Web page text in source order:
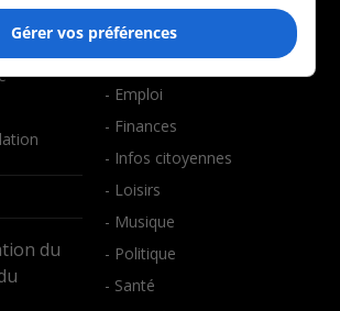
du
- Art de vivre
- Bien-être
- Emploi
- Finances
- Infos citoyennes
- Loisirs
- Musique
- Politique
- Santé
Gérer vos préférences